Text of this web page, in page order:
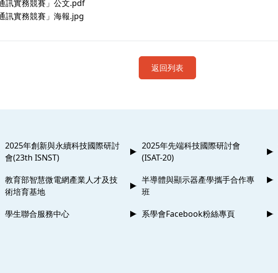
訊實務競賽」公文.pdf
訊實務競賽」海報.jpg
返回列表
2025年創新與永續科技國際研討
會(23th ISNST)
2025年先端科技國際研討會
(ISAT-20)
教育部智慧微電網產業人才及技
術培育基地
半導體與顯示器產學攜手合作專
班
學生聯合服務中心 系學會Facebook粉絲專頁